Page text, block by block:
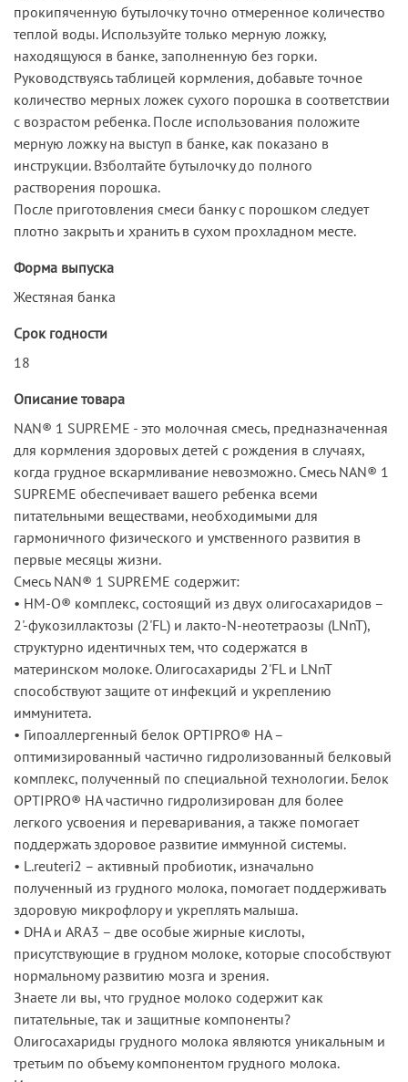
прокипяченную бутылочку точно отмеренное количество
теплой воды. Используйте только мерную ложку,
находящуюся в банке, заполненную без горки.
Руководствуясь таблицей кормления, добавьте точное
количество мерных ложек сухого порошка в соответствии
с возрастом ребенка. После использования положите
мерную ложку на выступ в банке, как показано в
инструкции. Взболтайте бутылочку до полного
растворения порошка.
После приготовления смеси банку с порошком следует
плотно закрыть и хранить в сухом прохладном месте.
Форма выпуска
Жестяная банка
Срок годности
18
Описание товара
NAN® 1 SUPREME - это молочная смесь, предназначенная
для кормления здоровых детей с рождения в случаях,
когда грудное вскармливание невозможно. Смесь NAN® 1
SUPREME обеспечивает вашего ребенка всеми
питательными веществами, необходимыми для
гармоничного физического и умственного развития в
первые месяцы жизни.
Смесь NAN® 1 SUPREME содержит:
• HM-O® комплекс, состоящий из двух олигосахаридов –
2'-фукозиллактозы (2'FL) и лакто-N-неотетраозы (LNnT),
структурно идентичных тем, что содержатся в
материнском молоке. Олигосахариды 2'FL и LNnT
способствуют защите от инфекций и укреплению
иммунитета.
• Гипоаллергенный белок OPTIPRO® НА –
оптимизированный частично гидролизованный белковый
комплекс, полученный по специальной технологии. Белок
OPTIPRO® НА частично гидролизирован для более
легкого усвоения и переваривания, а также помогает
поддержать здоровое развитие иммунной системы.
• L.reuteri2 – активный пробиотик, изначально
полученный из грудного молока, помогает поддерживать
здоровую микрофлору и укреплять малыша.
• DHA и ARA3 – две особые жирные кислоты,
присутствующие в грудном молоке, которые способствуют
нормальному развитию мозга и зрения.
Знаете ли вы, что грудное молоко содержит как
питательные, так и защитные компоненты?
Олигосахариды грудного молока являются уникальным и
третьим по объему компонентом грудного молока.